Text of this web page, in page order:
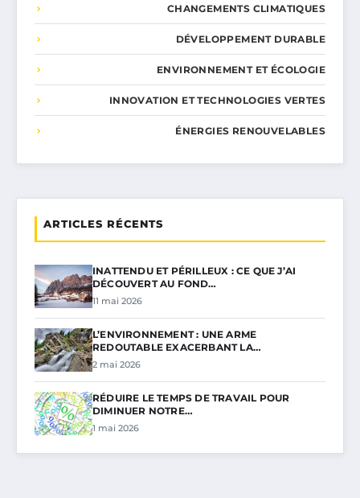
CHANGEMENTS CLIMATIQUES
DÉVELOPPEMENT DURABLE
ENVIRONNEMENT ET ÉCOLOGIE
INNOVATION ET TECHNOLOGIES VERTES
ÉNERGIES RENOUVELABLES
ARTICLES RÉCENTS
INATTENDU ET PÉRILLEUX : CE QUE J’AI
DÉCOUVERT AU FOND…
11 mai 2026
L’ENVIRONNEMENT : UNE ARME
REDOUTABLE EXACERBANT LA…
2 mai 2026
RÉDUIRE LE TEMPS DE TRAVAIL POUR
DIMINUER NOTRE…
1 mai 2026